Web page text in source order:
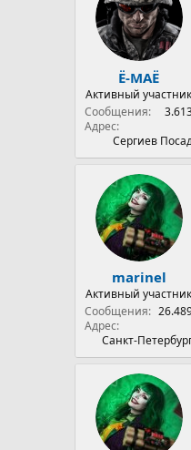
Ё-МАЁ
Активный участник
Сообщения
Адрес
Сергиев
marinel
Активный участник
Сообщения
Адрес
Санкт-